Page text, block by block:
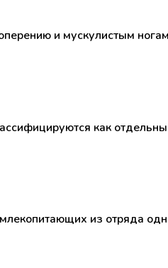
и мускулистым
как
из отряда